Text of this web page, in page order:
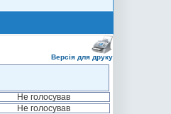
Версія для друку
Не голосував
Не голосував